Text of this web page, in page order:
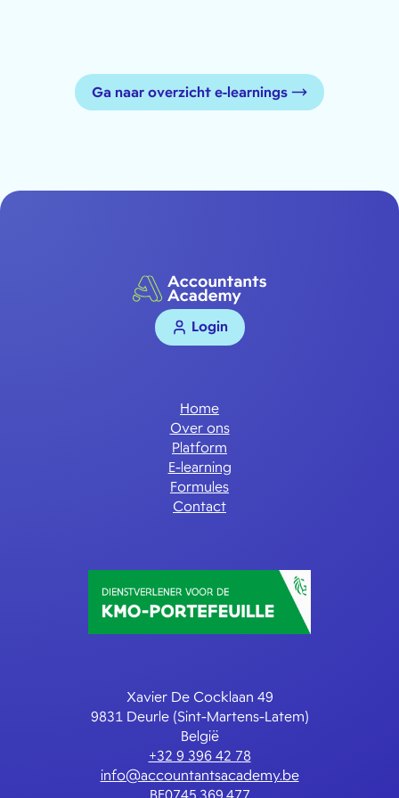
Ga naar overzicht e-learnings
Login
Home
Over ons
Platform
E-learning
Formules
Contact
Xavier De Cocklaan 49
9831 Deurle (Sint-Martens-Latem)
België
+32 9 396 42 78
info@accountantsacademy.be